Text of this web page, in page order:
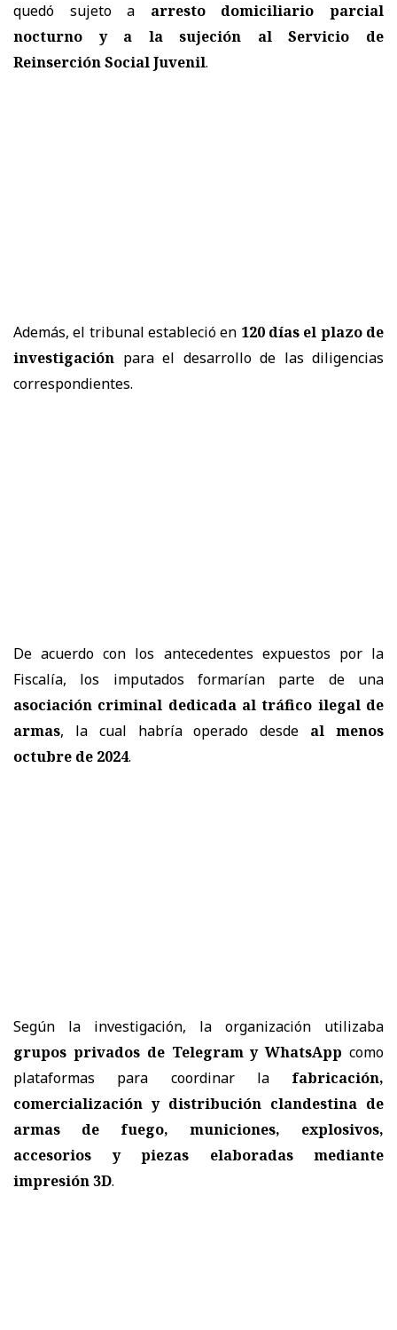
quedó sujeto a arresto domiciliario parcial
nocturno y a la sujeción al Servicio de
Reinserción Social Juvenil.
Además, el tribunal estableció en 120 días el plazo de
investigación para el desarrollo de las diligencias
correspondientes.
De acuerdo con los antecedentes expuestos por la
Fiscalía, los imputados formarían parte de una
asociación criminal dedicada al tráfico ilegal de
armas, la cual habría operado desde al menos
octubre de 2024.
Según la investigación, la organización utilizaba
grupos privados de Telegram y WhatsApp como
plataformas para coordinar la fabricación,
comercialización y distribución clandestina de
armas de fuego, municiones, explosivos,
accesorios y piezas elaboradas mediante
impresión 3D.